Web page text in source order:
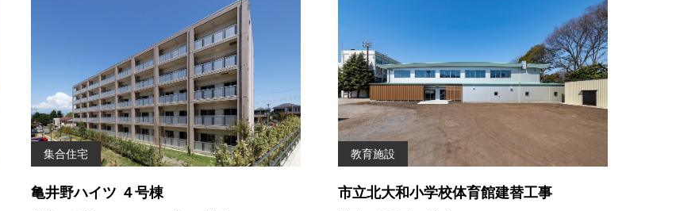
集合住宅
亀井野ハイツ ４号棟
教育施設
市立北大和小学校体育館建替工事